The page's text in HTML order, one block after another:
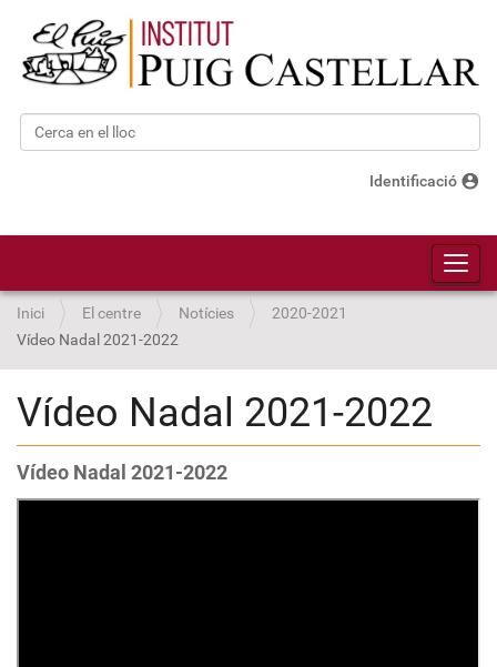
Cerca
Identificació account_circle
Inici El centre Notícies
2020-2021
Vídeo Nadal 2021-2022
Vídeo Nadal 2021-2022
Vídeo Nadal 2021-2022